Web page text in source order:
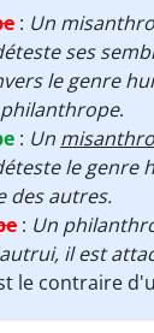
: Un
ses
le genre
philanthrope.
: Un
le genre
des autres.
: Un
il est
le contraire